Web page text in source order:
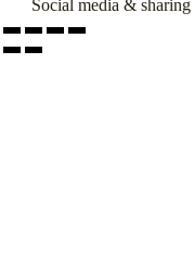
Social media &